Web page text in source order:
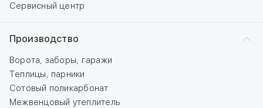
Сервисный центр
Производство
Ворота, заборы, гаражи
Теплицы, парники
Сотовый поликарбонат
Межвенцовый утеплитель